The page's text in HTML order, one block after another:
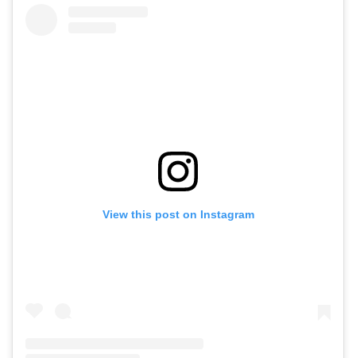
View this post on Instagram